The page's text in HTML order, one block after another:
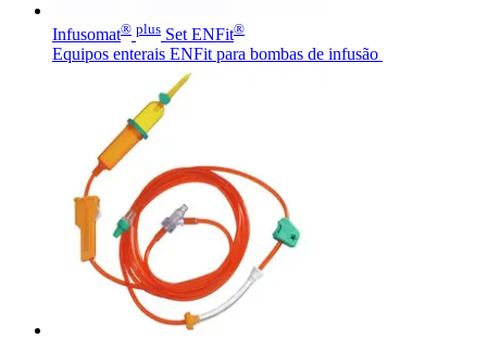
Infusomat® plus Set ENFit®
Equipos enterais ENFit para bombas de infusão